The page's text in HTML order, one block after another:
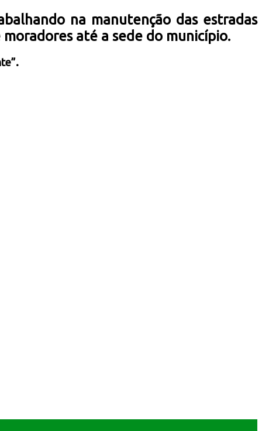
na manutenção das estradas
até a sede do município.